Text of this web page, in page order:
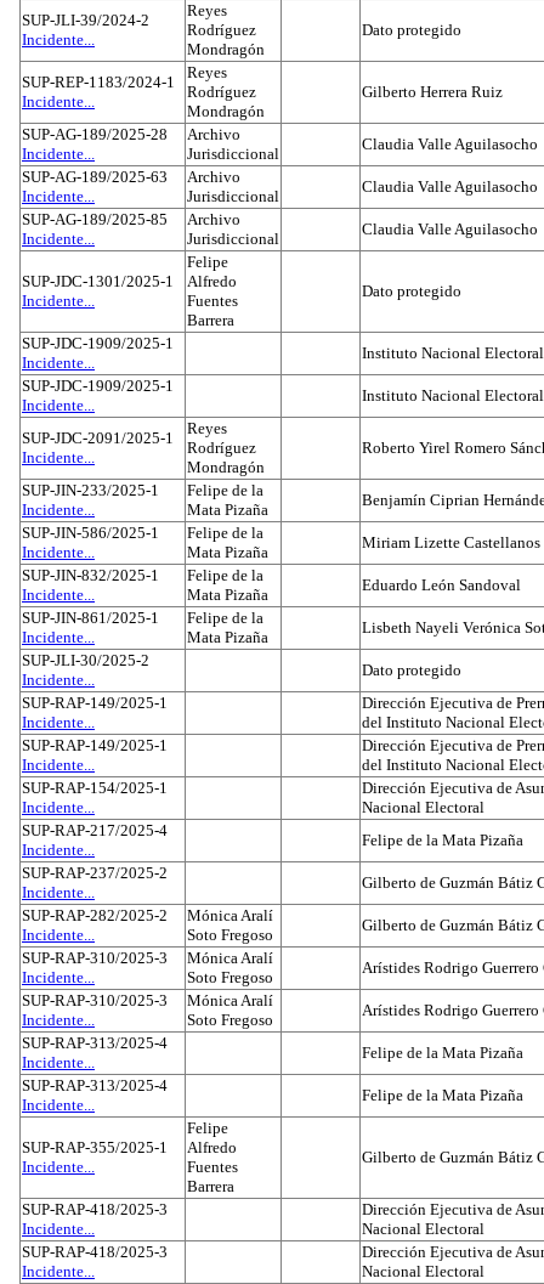
SUP-JLI-39/2024-2
Incidente...
Reyes
Rodríguez
Mondragón
Dato protegido
SUP-REP-1183/2024-1
Incidente...
Reyes
Rodríguez
Mondragón
Gilberto Herrera Ruiz
SUP-AG-189/2025-28
Incidente...
Archivo
Jurisdiccional
Claudia Valle Aguilasocho
SUP-AG-189/2025-63
Incidente...
Archivo
Jurisdiccional
Claudia Valle Aguilasocho
SUP-AG-189/2025-85
Incidente...
Archivo
Jurisdiccional
Claudia Valle Aguilasocho
SUP-JDC-1301/2025-1
Incidente...
Felipe
Alfredo
Fuentes
Barrera
Dato protegido
SUP-JDC-1909/2025-1
Incidente...
Instituto Nacional Electoral
SUP-JDC-1909/2025-1
Incidente...
Instituto Nacional Electoral
SUP-JDC-2091/2025-1
Incidente...
Reyes
Rodríguez
Mondragón
Roberto Yirel Romero
SUP-JIN-233/2025-1
Incidente...
Felipe de la
Mata Pizaña
Benjamín Ciprian
SUP-JIN-586/2025-1
Incidente...
Felipe de la
Mata Pizaña
Miriam Lizette Castellanos
SUP-JIN-832/2025-1
Incidente...
Felipe de la
Mata Pizaña
Eduardo León Sandoval
SUP-JIN-861/2025-1
Incidente...
Felipe de la
Mata Pizaña
Lisbeth Nayeli Verónica
SUP-JLI-30/2025-2
Incidente...
Dato protegido
SUP-RAP-149/2025-1
Incidente...
Dirección Ejecutiva de
del Instituto Nacional
SUP-RAP-149/2025-1
Incidente...
Dirección Ejecutiva de
del Instituto Nacional
SUP-RAP-154/2025-1
Incidente...
Dirección Ejecutiva de
Nacional Electoral
SUP-RAP-217/2025-4
Incidente...
Felipe de la Mata Pizaña
SUP-RAP-237/2025-2
Incidente...
Gilberto de Guzmán Bátiz
SUP-RAP-282/2025-2
Incidente...
Mónica Aralí
Soto Fregoso
Gilberto de Guzmán Bátiz
SUP-RAP-310/2025-3
Incidente...
Mónica Aralí
Soto Fregoso
Arístides Rodrigo Guerrero
SUP-RAP-310/2025-3
Incidente...
Mónica Aralí
Soto Fregoso
Arístides Rodrigo Guerrero
SUP-RAP-313/2025-4
Incidente...
Felipe de la Mata Pizaña
SUP-RAP-313/2025-4
Incidente...
Felipe de la Mata Pizaña
SUP-RAP-355/2025-1
Incidente...
Felipe
Alfredo
Fuentes
Barrera
Gilberto de Guzmán Bátiz
SUP-RAP-418/2025-3
Incidente...
Dirección Ejecutiva de
Nacional Electoral
SUP-RAP-418/2025-3
Incidente...
Dirección Ejecutiva de
Nacional Electoral